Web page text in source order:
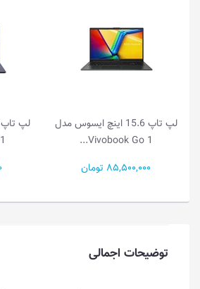
اینچ ایسوس مدل
لپ تاپ 14.0 اینچ ایسوس مدل
Vivobook Go 1...
49,000,000 تومان
توضیحات اجمالی